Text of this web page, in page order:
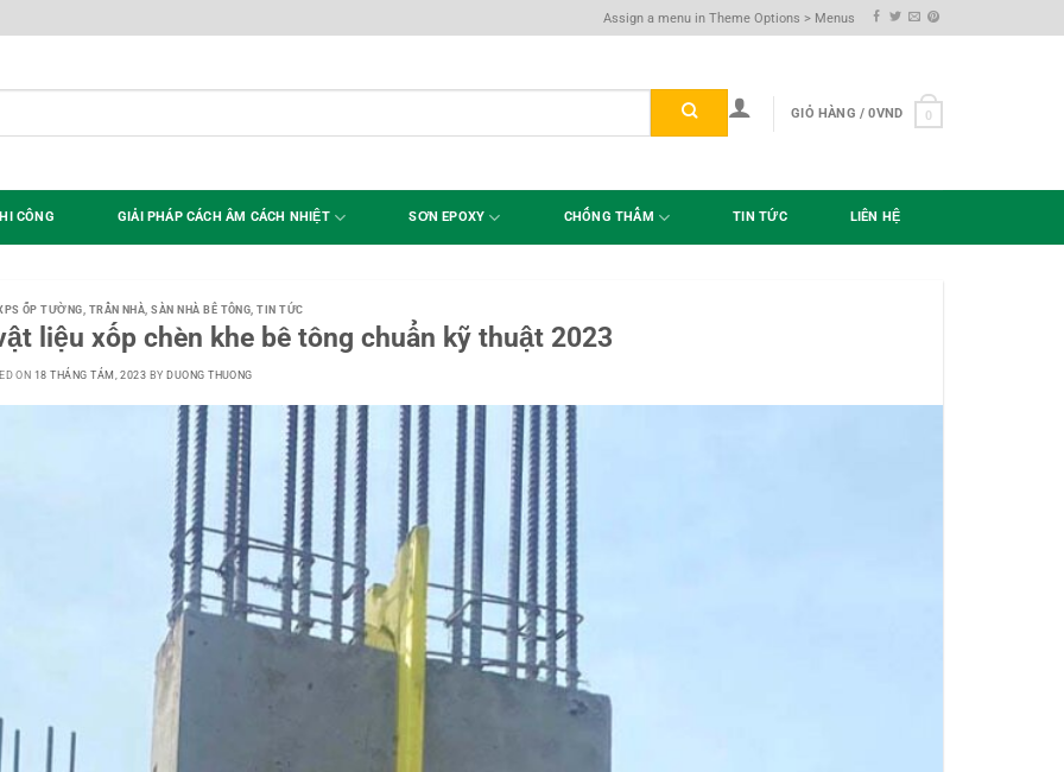
Assign a menu in Theme Options > Menus
GIỎ HÀNG /0VND 0
CÔNG GIẢI PHÁP CÁCH ÂM CÁCH NHIỆT SƠN EPOXY CHỐNG THẤM TIN TỨC LIÊN HỆ
ỐP TƯỜNG, TRẦN NHÀ, SÀN NHÀ BÊ TÔNG ,TIN TỨC
liệu xốp chèn khe bê tông chuẩn kỹ thuật 2023
ON 18 THÁNG TÁM, 2023 BYDUONG THUONG